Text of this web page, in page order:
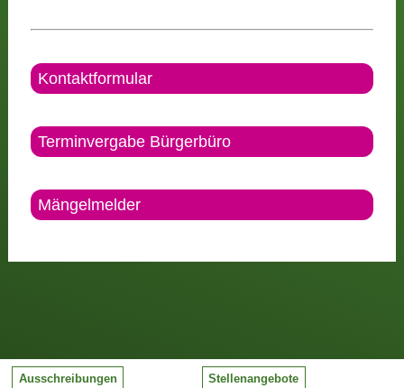
Kontaktformular
Terminvergabe Bürgerbüro
Mängelmelder
Ausschreibungen Stellenangebote